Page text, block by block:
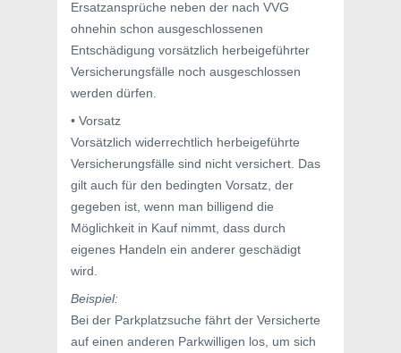
Ersatzansprüche neben der nach VVG
ohnehin schon ausgeschlossenen
Entschädigung vorsätzlich herbeigeführter
Versicherungsfälle noch ausgeschlossen
werden dürfen.
• Vorsatz
Vorsätzlich widerrechtlich herbeigeführte
Versicherungsfälle sind nicht versichert. Das
gilt auch für den bedingten Vorsatz, der
gegeben ist, wenn man billigend die
Möglichkeit in Kauf nimmt, dass durch
eigenes Handeln ein anderer geschädigt
wird.
Beispiel:
Bei der Parkplatzsuche fährt der Versicherte
auf einen anderen Parkwilligen los, um sich